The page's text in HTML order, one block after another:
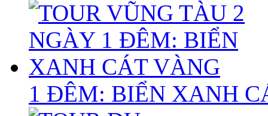
1 ĐÊM: BIỂN XANH